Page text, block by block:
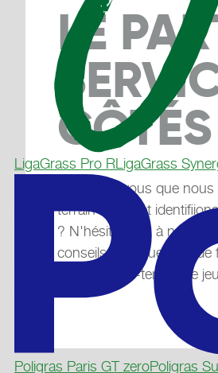
LigaGrass Pro RLigaGrass
Poligras Paris GT zeroPoligras
LE
CÔTÉS
Souhaitez-vous que
terrain de jeu et
? N'hésitez pas à nous
conseils individuels ou de
de votre mini-terrain de jeu.